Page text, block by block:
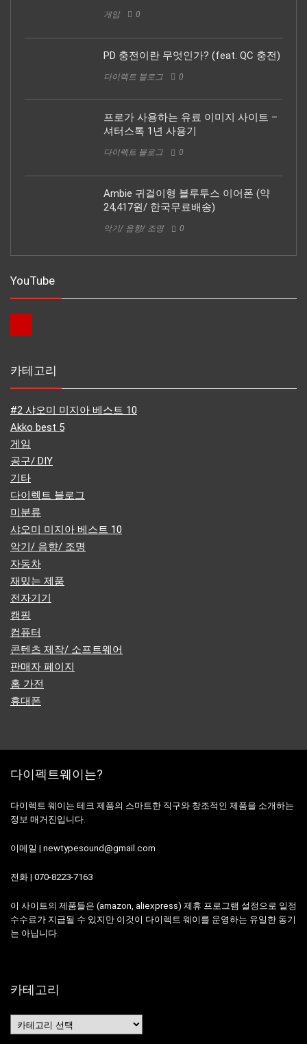
게임 0
PD 충전이란 무엇인가? (feat. QC 충전)
다이렉트 블로그 0
프로가 사용하는 유료 이미지 사이트 –
셔터스톡 1년 사용기
다이렉트 블로그 0
Ambie 귀걸이형 블루투스 이어폰 (약
24,417원/ 한국무료배송)
악기/ 음향/ 조명 0
YouTube
카테고리
#2 샤오미 미지아 베스트 10
Akko best 5
게임
공구/ DIY
기타
다이렉트 블로그
미분류
샤오미 미지아 베스트 10
악기/ 음향/ 조명
자동차
재밌는 제품
전자기기
캠핑
컴퓨터
콘텐츠 제작/ 소프트웨어
판매자 페이지
홈 가전
휴대폰
다이펙트웨이는?
다이렉트 웨이는 테크 제품의 스마트한 직구와 창조적인 제품을 소개하는
정보 매거진입니다.
이메일 | newtypesound@gmail.com
전화 | 070-8223-7163
이 사이트의 제품들은 (amazon, aliexpress) 제휴 프로그램 설정으로 일정
수수료가 지급될 수 있지만 이것이 다이렉트 웨이를 운영하는 유일한 동기
는 아닙니다.
카테고리
카
테